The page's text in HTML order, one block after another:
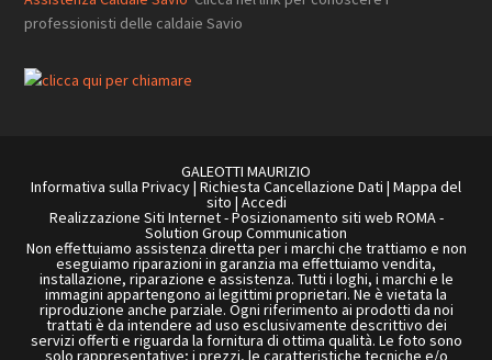
professionisti delle caldaie Savio
GALEOTTI MAURIZIO
Informativa sulla Privacy| Richiesta Cancellazione Dati | Mappa del
sito | Accedi
Realizzazione Siti Internet-Posizionamento siti web ROMA-
Solution Group Communication
Non effettuiamo assistenza diretta per i marchi che trattiamo e non
eseguiamo riparazioni in garanzia ma effettuiamo vendita,
installazione, riparazione e assistenza. Tutti i loghi, i marchi e le
immagini appartengono ai legittimi proprietari. Ne è vietata la
riproduzione anche parziale. Ogni riferimento ai prodotti da noi
trattati è da intendere ad uso esclusivamente descrittivo dei
servizi offerti e riguarda la fornitura di ottima qualità. Le foto sono